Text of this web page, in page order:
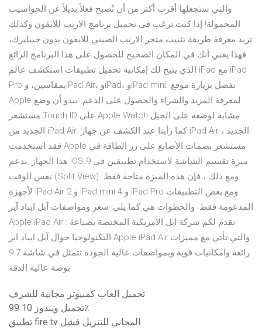
والتي ستجعلها أقرب أكثر من أن تُصبح فعلاً بديلاً عن الحواسيب
المحمولة! إذا كنت ترغب في تحميل برنامج الارنب للايفون وكذلك
تريد معرفة طريقة تثبيت متجر الارنب الصيني للايفون بدون جيبلبرك،
فهذا يعني أنك في المكان الصحيح للحصول على هذا البرنامج الرائع
الذي يتيح لك إمكانية تحميل تطبيقات استكشف عالم iPad مع iPad
Pro بمقاسين، وiPad Air، وiPad، وiPad mini. تفضل بزيارة موقع
Apple لمعرفة المزيد والشراء والحصول على الدعم. يبدو أن وضع
مستشعر Touch ID على Apple Watch مشابه لوضعه على الجيل
الجديد من iPad Air. كما رأينا عند الكشف عن جهاز iPad Air الجديد ،
فقد استخدمت Apple مستشعر بصمات الأصابع على زر الطاقة في
هذا الجهاز. يدعم iOS 9 ميزة تقسيم الشاشة لاستخدام تطبيقين في
نفس الوقت (Split View). ومع ذلك ، فإن هذه الميزة متاحة فقط
لأجهزة iPad Air 2 و iPad mini 4 و iPad Pro ومع بعض التطبيقات
المدعومة فقط. والخطوات هي كما يلي: سعر ومواصفات آبل ايباد آير
Apple iPad Air : تقدم لكم شركة ابل الامريكية المختصة بصناعة
التكنولوجيا جوال آبل ايباد اير Apple iPad Air والتي تأتي مع مميزات
رائعة وامكانيات قوية وبمواصفات عالية الجودة تتمثل في شاشة 9.7
بوصة عالية الدقة
تحميل العاب كمبيوتر مجانية للشرف
تحميل ويندوز 10 99٪
تطبيق fire tv المجاني للتنزيل فشل